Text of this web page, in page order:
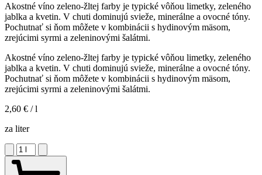
Akostné víno zeleno-žltej farby je typické vôňou limetky, zeleného
jablka a kvetin. V chuti dominujú svieže, minerálne a ovocné tóny.
Pochutnať si ňom môžete v kombinácii s hydinovým mäsom,
zrejúcimi syrmi a zeleninovými šalátmi.
Akostné víno zeleno-žltej farby je typické vôňou limetky, zeleného
jablka a kvetin. V chuti dominujú svieže, minerálne a ovocné tóny.
Pochutnať si ňom môžete v kombinácii s hydinovým mäsom,
zrejúcimi syrmi a zeleninovými šalátmi.
2,60 € / l
za liter